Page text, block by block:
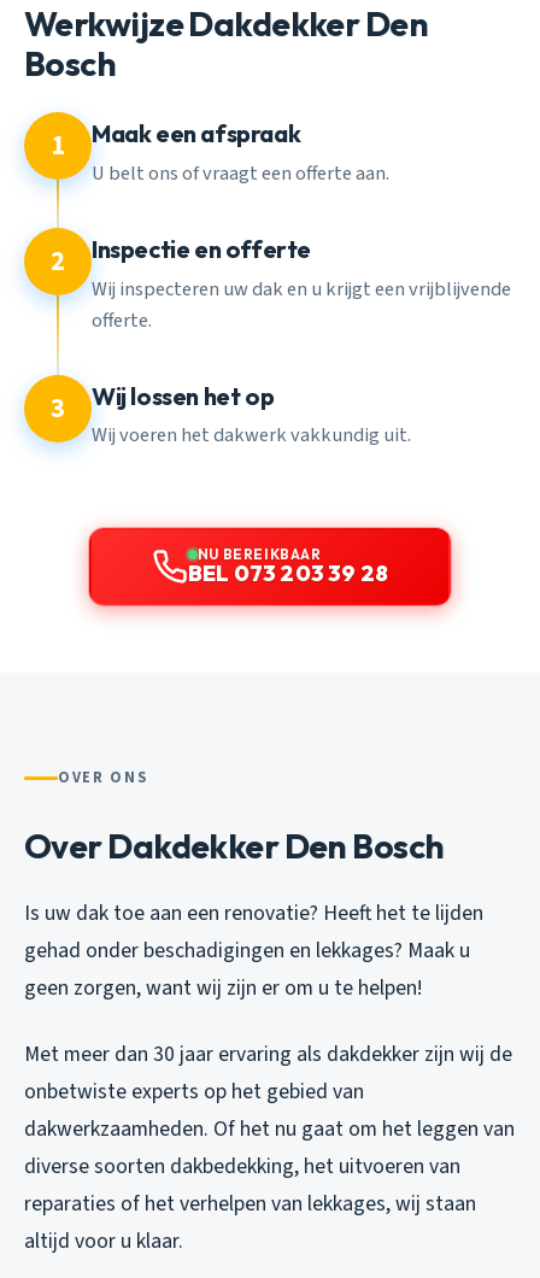
Werkwijze Dakdekker Den
Bosch
1 Maak een afspraak
U belt ons of vraagt een offerte aan.
2 Inspectie en offerte
Wij inspecteren uw dak en u krijgt een vrijblijvende
offerte.
3 Wij lossen het op
Wij voeren het dakwerk vakkundig uit.
NU BEREIKBAAR
BEL 073 203 39 28
OVER ONS
Over Dakdekker Den Bosch
Is uw dak toe aan een renovatie? Heeft het te lijden
gehad onder beschadigingen en lekkages? Maak u
geen zorgen, want wij zijn er om u te helpen!
Met meer dan 30 jaar ervaring als dakdekker zijn wij de
onbetwiste experts op het gebied van
dakwerkzaamheden. Of het nu gaat om het leggen van
diverse soorten dakbedekking, het uitvoeren van
reparaties of het verhelpen van lekkages, wij staan
altijd voor u klaar.